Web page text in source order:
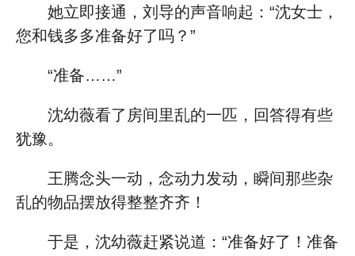
她立即接通，刘导的声音响起：“沈女士，
您和钱多多准备好了吗？”
“准备……”
沈幼薇看了房间里乱的一匹，回答得有些
犹豫。
王腾念头一动，念动力发动，瞬间那些杂
乱的物品摆放得整整齐齐！
于是，沈幼薇赶紧说道：“准备好了！准备